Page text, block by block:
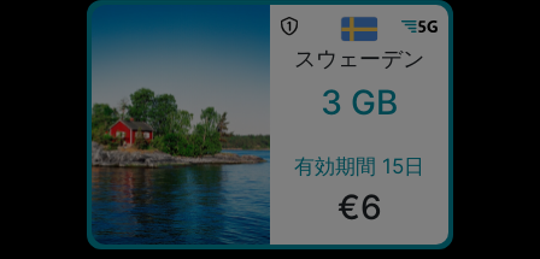
スウェーデン
3 GB
有効期間 15日
€6